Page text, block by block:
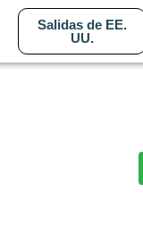
Salidas de EE.
UU.